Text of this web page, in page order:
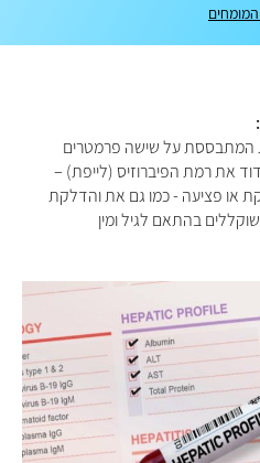
המתבססת על שישה פרמטרים
את רמת הפיברוזיס (לייפת) –
או פציעה - כמו גם את והדלקת
בהתאם לגיל ומין